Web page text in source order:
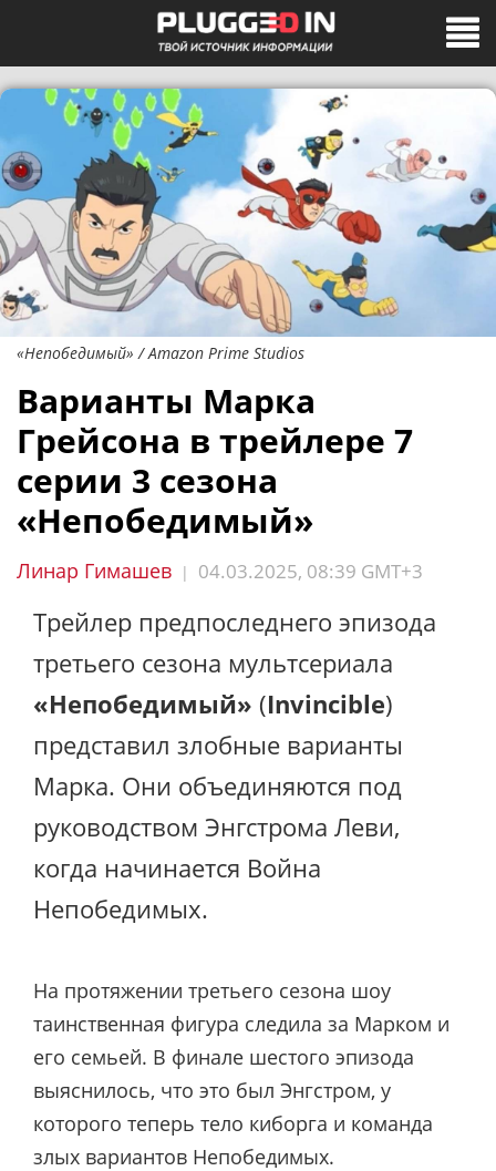
«Непобедимый» / Amazon Prime Studios
Варианты Марка
Грейсона в трейлере 7
серии 3 сезона
«Непобедимый»
Линар Гимашев | 04.03.2025, 08:39 GMT+3
Трейлер предпоследнего эпизода
третьего сезона мультсериала
«Непобедимый» (Invincible)
представил злобные варианты
Марка. Они объединяются под
руководством Энгстрома Леви,
когда начинается Война
Непобедимых.
На протяжении третьего сезона шоу
таинственная фигура следила за Марком и
его семьей. В финале шестого эпизода
выяснилось, что это был Энгстром, у
которого теперь тело киборга и команда
злых вариантов Непобедимых.